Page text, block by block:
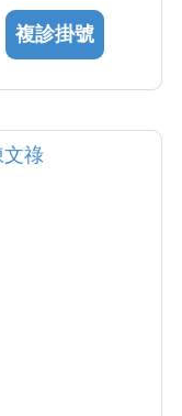
視治療及早
的經驗。林醫
複診掛號